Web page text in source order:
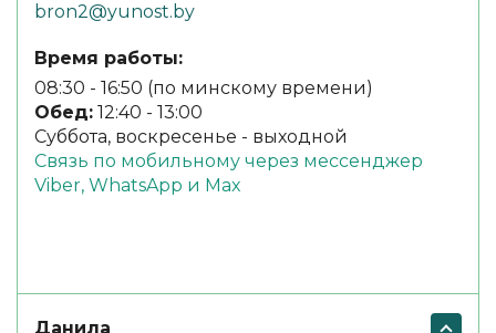
bron2@yunost.by
Время работы:
08:30 - 16:50 (по минскому времени)
Обед: 12:40 - 13:00
Суббота, воскресенье - выходной
Связь по мобильному через мессенджер
Viber, WhatsApp и Max
Данила